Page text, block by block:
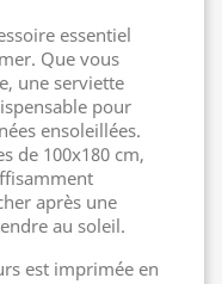
essentiel
Que vous
une serviette
pour
ensoleillées.
de 100x180 cm,
après une
au soleil.
est imprimée en